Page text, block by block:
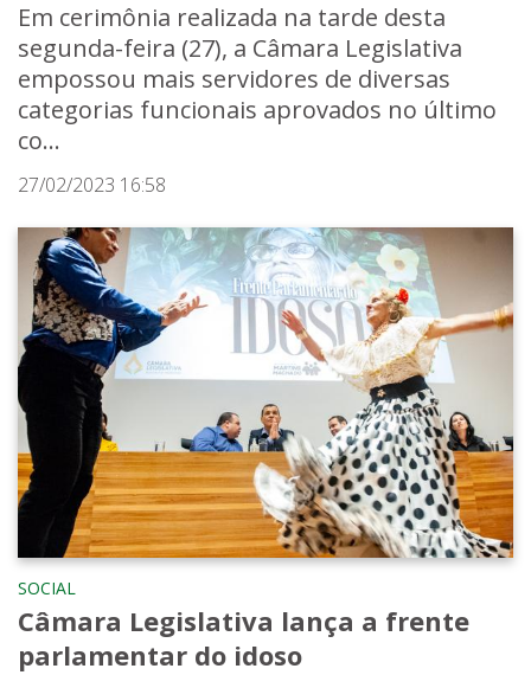
Em cerimônia realizada na tarde desta
segunda-feira (27), a Câmara Legislativa
empossou mais servidores de diversas
categorias funcionais aprovados no último
co...
27/02/2023 16:58
SOCIAL
Câmara Legislativa lança a frente
parlamentar do idoso